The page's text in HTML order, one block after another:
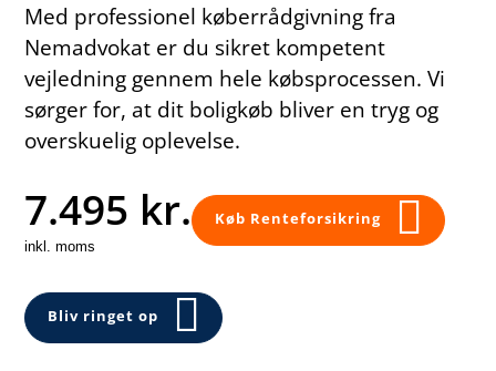
Med professionel køberrådgivning fra
Nemadvokat er du sikret kompetent
vejledning gennem hele købsprocessen. Vi
sørger for, at dit boligkøb bliver en tryg og
overskuelig oplevelse.
7.495 kr.
inkl. moms
Køb Renteforsikring
Bliv ringet op